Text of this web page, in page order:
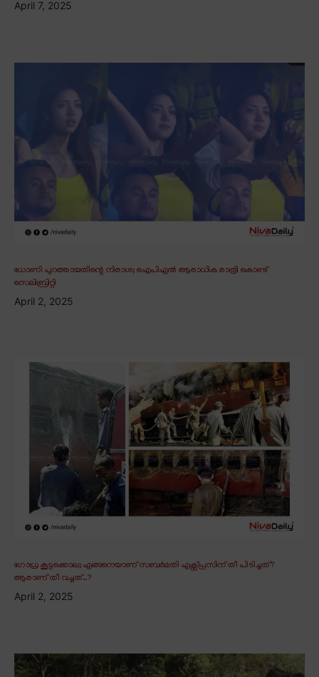
April 7, 2025
ധോണി പുറത്തായതിന്റെ നിരാശ; ഐപിഎൽ ആരാധിക രാത്രി കൊണ്ട്
സെലിബ്രിറ്റി
April 2, 2025
ഗോധ്ര കൂട്ടക്കൊല; എങ്ങനെയാണ് സബർമതി എക്സ്പ്രസിന് തീ പിടിച്ചത്?
ആരാണ് തീ വച്ചത്..?
April 2, 2025